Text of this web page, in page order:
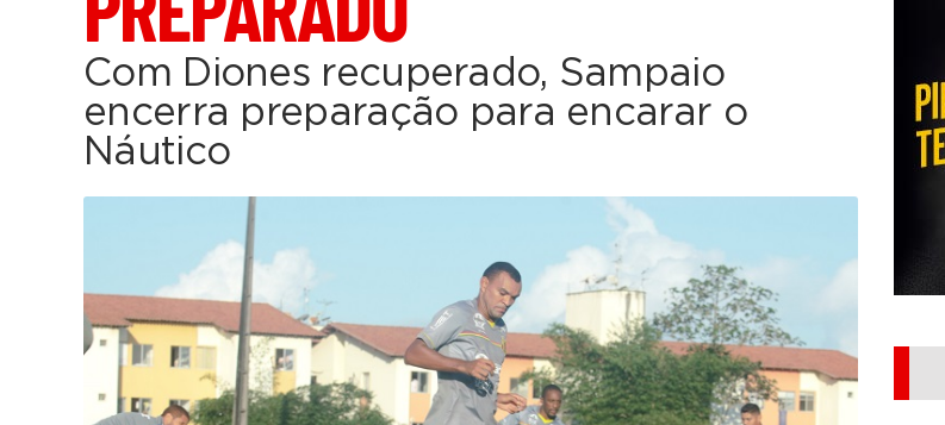
Com Diones recuperado, Sampaio
encerra preparação para encarar o
Náutico